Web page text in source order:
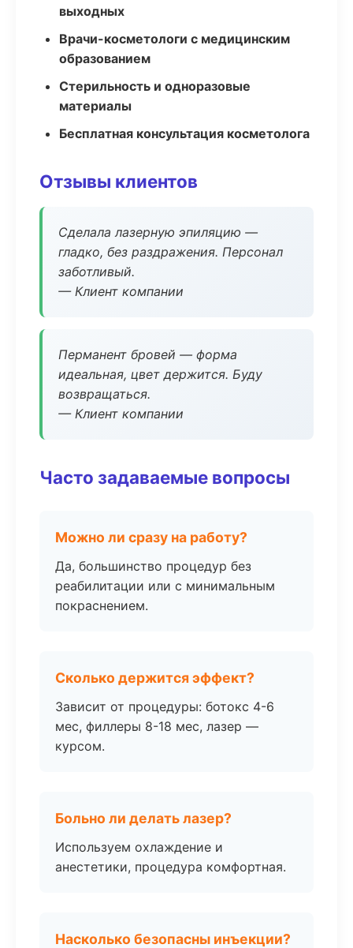
выходных
Врачи-косметологи с медицинским
образованием
Стерильность и одноразовые
материалы
Бесплатная консультация косметолога
Отзывы клиентов
Сделала лазерную эпиляцию —
гладко, без раздражения. Персонал
заботливый.
— Клиент компании
Перманент бровей — форма
идеальная, цвет держится. Буду
возвращаться.
— Клиент компании
Часто задаваемые вопросы
Можно ли сразу на работу?
Да, большинство процедур без
реабилитации или с минимальным
покраснением.
Сколько держится эффект?
Зависит от процедуры: ботокс 4-6
мес, филлеры 8-18 мес, лазер —
курсом.
Больно ли делать лазер?
Используем охлаждение и
анестетики, процедура комфортная.
Насколько безопасны инъекции?